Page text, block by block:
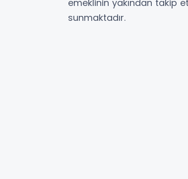
emeklinin yakından takip
sunmaktadır.